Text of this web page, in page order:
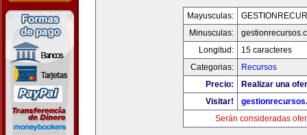
Mayusculas:
Minusculas:
Longitud:
15 caracteres
Categorias:
Recursos
Precio:
Realizar una
Visitar!
Serán consideradas